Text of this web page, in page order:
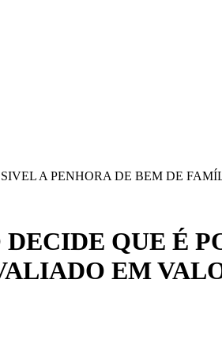
A PENHORA DE BEM DE
QUE É
EM